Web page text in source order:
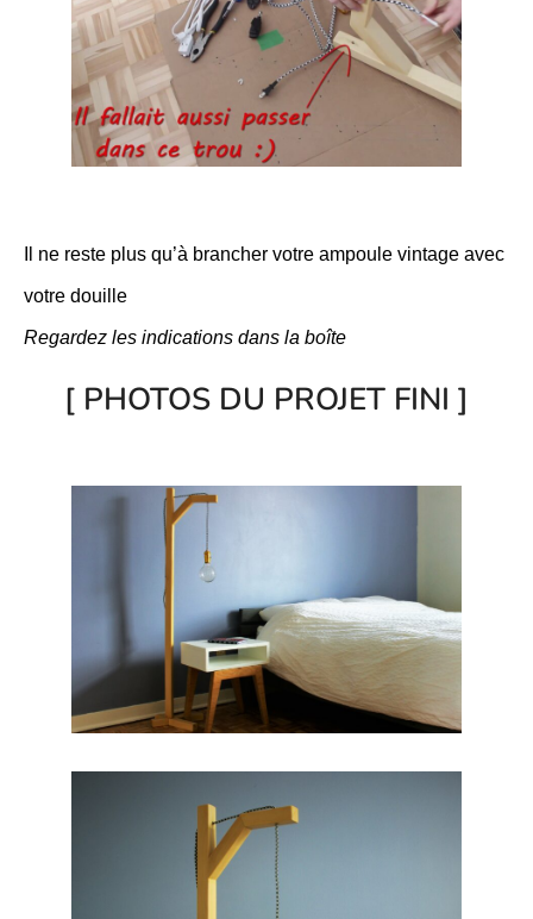
Il ne reste plus qu’à brancher votre ampoule vintage avec
votre douille
Regardez les indications dans la boîte
[ PHOTOS DU PROJET FINI ]